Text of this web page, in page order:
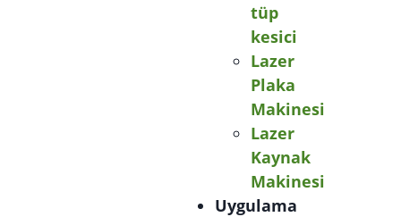
tüp
kesici
Lazer
Plaka
Makinesi
Lazer
Kaynak
Makinesi
Uygulama